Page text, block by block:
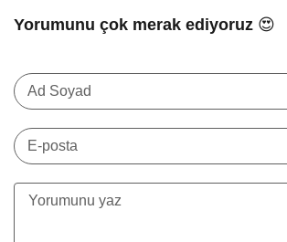
Yorumunu çok merak ediyoruz 😍
Ad Soyad
E-posta